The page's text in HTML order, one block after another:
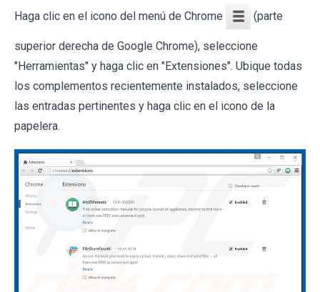
Haga clic en el icono del menú de Chrome (parte
superior derecha de Google Chrome), seleccione
"Herramientas" y haga clic en "Extensiones". Ubique todas
los complementos recientemente instalados, seleccione
las entradas pertinentes y haga clic en el icono de la
papelera.